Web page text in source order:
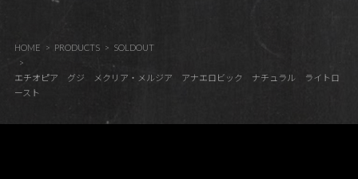
HOME PRODUCTS SOLDOUT
エチオピア グジ メクリア・メルジア アナエロビック ナチュラル ライトロ
ースト